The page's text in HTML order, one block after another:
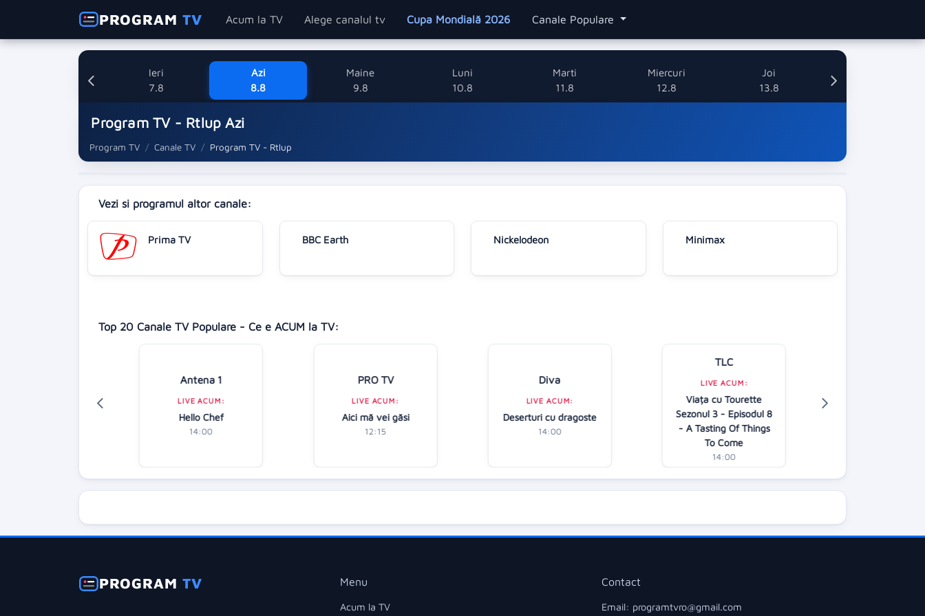
PROGRAMTV Acum la TV Alege canalul tv Cupa Mondială 2026 Canale Populare
Ieri
7.8
Azi
8.8
Maine
9.8
Luni
10.8
Marti
11.8
Miercuri
12.8
Joi
13.8
Program TV - Rtlup Azi
Program TV Canale TV Program TV - Rtlup
Vezi si programul altor canale:
Prima TV BBC Earth Nickelodeon Minimax
Top 20 Canale TV Populare - Ce e ACUM la TV:
Antena 1
LIVE ACUM:
Hello Chef
14:00
PRO TV
LIVE ACUM:
Aici mă vei găsi
12:15
Diva
LIVE ACUM:
Deserturi cu dragoste
14:00
TLC
LIVE ACUM:
Viața cu Tourette
Sezonul 3 - Episodul 8
- A Tasting Of Things
To Come
14:00
PROGRAMTV Menu
Acum la TV
Contact
Email: programtvro@gmail.com